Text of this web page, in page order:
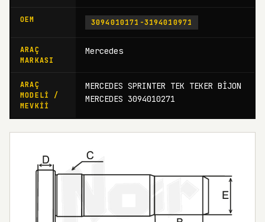
OEM 3094010171-3194010971
ARAÇ
MARKASI
Mercedes
ARAÇ
MODELI /
MEVKII
MERCEDES SPRINTER TEK TEKER BİJON
MERCEDES 3094010271